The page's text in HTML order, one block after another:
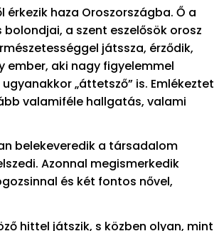
haza Oroszországba. Ő a
a szent eszelősök orosz
játssza, érződik,
ember, aki nagy figyelemmel
„áttetsző” is. Emlékeztet
valamiféle hallgatás, valami
belekeveredik a társadalom
Azonnal megismerkedik
és két fontos nővel,
hittel játszik, s közben olyan, mint